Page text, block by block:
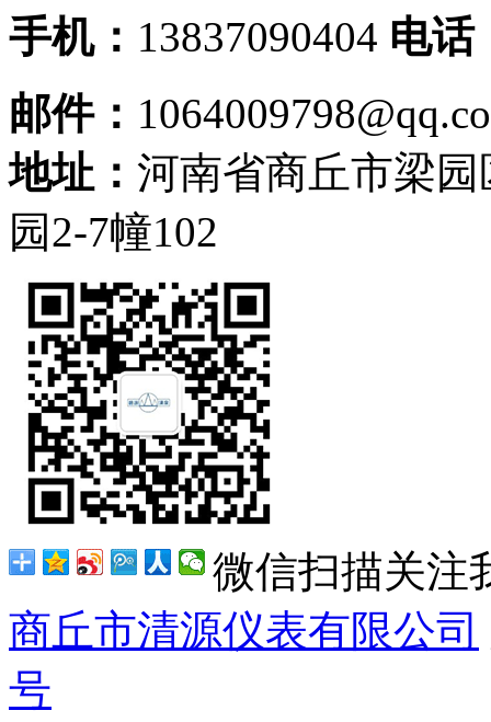
手机： 13837090404 电话
邮件：
地址： 河南省商丘市梁
园2-7幢102
微信扫描关注
商丘市清源仪表有限公司
号